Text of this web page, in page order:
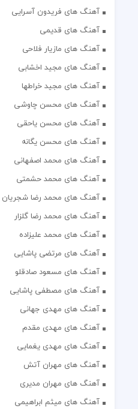
آهنگ های فریدون آسرایی
آهنگ های قدیمی
آهنگ های مازیار فلاحی
آهنگ های مجید اخشابی
آهنگ های مجید خراطها
آهنگ های محسن چاوشی
آهنگ های محسن یاحقی
آهنگ های محسن یگانه
آهنگ های محمد اصفهانی
آهنگ های محمد حشمتی
آهنگ های محمد رضا شجریان
آهنگ های محمد رضا گلزار
آهنگ های محمد علیزاده
آهنگ های مرتضی پاشایی
آهنگ های مسعود صادقلو
آهنگ های مصطفی پاشایی
آهنگ های مهدی جهانی
آهنگ های مهدی مقدم
آهنگ های مهدی یغمایی
آهنگ های مهران آتش
آهنگ های مهران مدیری
آهنگ های میثم ابراهیمی